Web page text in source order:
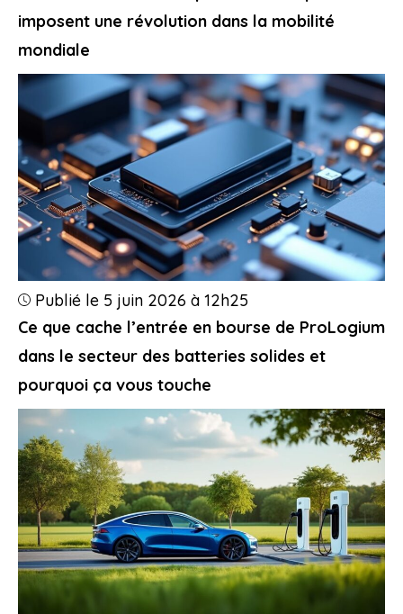
imposent une révolution dans la mobilité
mondiale
Ce que cache l’entrée en bourse de ProLogium
dans le secteur des batteries solides et
pourquoi ça vous touche
Publié le 5 juin 2026 à 12h25